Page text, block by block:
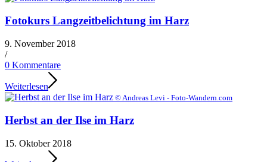
Fotokurs Langzeitbelichtung im Harz
9. November 2018
/
0 Kommentare
Weiterlesen
© Andreas Levi - Foto-Wandern.com
Herbst an der Ilse im Harz
15. Oktober 2018